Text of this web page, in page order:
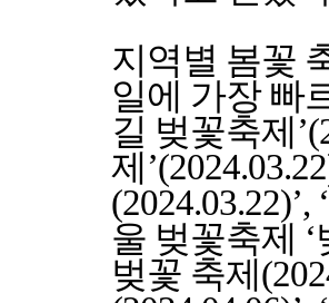
지역별 봄꽃
일에 가장 빠
길 벚꽃축제
제
울 벚꽃축제 ‘
벚꽃 축제